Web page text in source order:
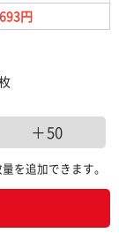
693円
＋50
を追加できます。